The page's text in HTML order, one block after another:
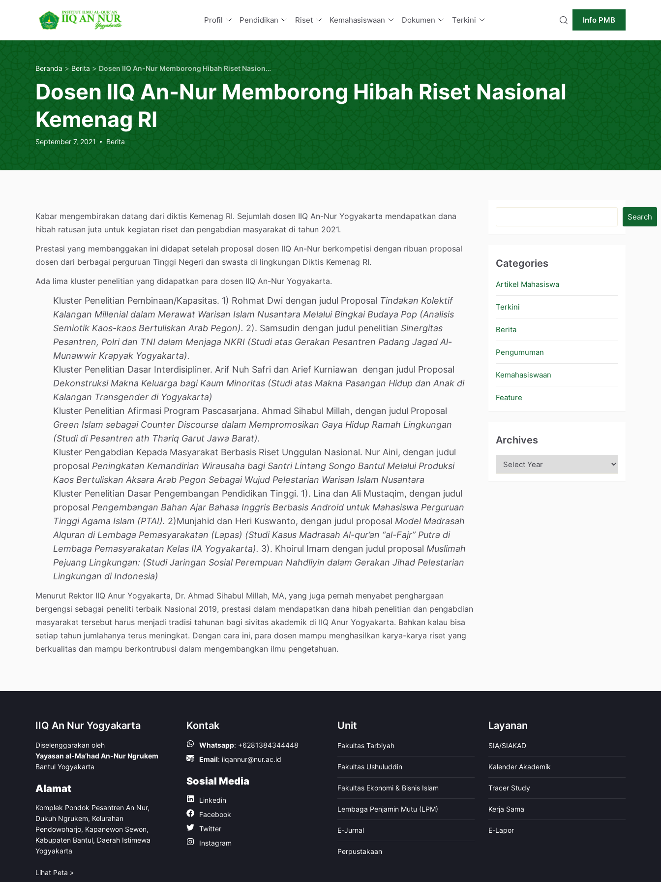
IIQ An Nur Yogyakarta
Profil Pendidikan Riset Kemahasiswaan Dokumen Terkini Info PMB
Beranda > Berita > Dosen IIQ An-Nur Memborong Hibah Riset Nasional Kemenag RI
Dosen IIQ An-Nur Memborong Hibah Riset Nasional
Kemenag RI
September 7, 2021 Berita
Kabar mengembirakan datang dari diktis Kemenag RI. Sejumlah dosen IIQ An-Nur Yogyakarta mendapatkan dana
hibah ratusan juta untuk kegiatan riset dan pengabdian masyarakat di tahun 2021.
Prestasi yang membanggakan ini didapat setelah proposal dosen IIQ An-Nur berkompetisi dengan ribuan proposal
dosen dari berbagai perguruan Tinggi Negeri dan swasta di lingkungan Diktis Kemenag RI.
Ada lima kluster penelitian yang didapatkan para dosen IIQ An-Nur Yogyakarta.
Kluster Penelitian Pembinaan/Kapasitas. 1) Rohmat Dwi dengan judul Proposal Tindakan Kolektif
Kalangan Millenial dalam Merawat Warisan Islam Nusantara Melalui Bingkai Budaya Pop (Analisis
Semiotik Kaos-kaos Bertuliskan Arab Pegon). 2). Samsudin dengan judul penelitian Sinergitas
Pesantren, Polri dan TNI dalam Menjaga NKRI (Studi atas Gerakan Pesantren Padang Jagad Al-
Munawwir Krapyak Yogyakarta).
Kluster Penelitian Dasar Interdisipliner. Arif Nuh Safri dan Arief Kurniawan dengan judul Proposal
Dekonstruksi Makna Keluarga bagi Kaum Minoritas (Studi atas Makna Pasangan Hidup dan Anak di
Kalangan Transgender di Yogyakarta)
Kluster Penelitian Afirmasi Program Pascasarjana. Ahmad Sihabul Millah, dengan judul Proposal
Green Islam sebagai Counter Discourse dalam Mempromosikan Gaya Hidup Ramah Lingkungan
(Studi di Pesantren ath Thariq Garut Jawa Barat).
Kluster Pengabdian Kepada Masyarakat Berbasis Riset Unggulan Nasional. Nur Aini, dengan judul
proposal Peningkatan Kemandirian Wirausaha bagi Santri Lintang Songo Bantul Melalui Produksi
Kaos Bertuliskan Aksara Arab Pegon Sebagai Wujud Pelestarian Warisan Islam Nusantara
Kluster Penelitian Dasar Pengembangan Pendidikan Tinggi. 1). Lina dan Ali Mustaqim, dengan judul
proposal Pengembangan Bahan Ajar Bahasa Inggris Berbasis Android untuk Mahasiswa Perguruan
Tinggi Agama Islam (PTAI). 2)Munjahid dan Heri Kuswanto, dengan judul proposal Model Madrasah
Alquran di Lembaga Pemasyarakatan (Lapas) (Studi Kasus Madrasah Al-qur’an “al-Fajr” Putra di
Lembaga Pemasyarakatan Kelas IIA Yogyakarta). 3). Khoirul Imam dengan judul proposal Muslimah
Pejuang Lingkungan: (Studi Jaringan Sosial Perempuan Nahdliyin dalam Gerakan Jihad Pelestarian
Lingkungan di Indonesia)
Menurut Rektor IIQ Anur Yogyakarta, Dr. Ahmad Sihabul Millah, MA, yang juga pernah menyabet penghargaan
bergengsi sebagai peneliti terbaik Nasional 2019, prestasi dalam mendapatkan dana hibah penelitian dan pengabdian
masyarakat tersebut harus menjadi tradisi tahunan bagi sivitas akademik di IIQ Anur Yogyakarta. Bahkan kalau bisa
setiap tahun jumlahanya terus meningkat. Dengan cara ini, para dosen mampu menghasilkan karya-karya riset yang
berkualitas dan mampu berkontrubusi dalam mengembangkan ilmu pengetahuan.
Search
Categories
Artikel Mahasiswa
Terkini
Berita
Pengumuman
Kemahasiswaan
Feature
Archives
IIQ An Nur Yogyakarta
Diselenggarakan oleh
Yayasan al-Ma’had An-Nur Ngrukem
Bantul Yogyakarta
Alamat
Komplek Pondok Pesantren An Nur,
Dukuh Ngrukem, Kelurahan
Pendowoharjo, Kapanewon Sewon,
Kabupaten Bantul, Daerah Istimewa
Yogyakarta
Lihat Peta »
Kontak
Whatsapp: +6281384344448
Email: iiqannur@nur.ac.id
Sosial Media
Linkedin
Facebook
Twitter
Instagram
Unit
Fakultas Tarbiyah
Fakultas Ushuluddin
Fakultas Ekonomi & Bisnis Islam
Lembaga Penjamin Mutu (LPM)
E-Jurnal
Perpustakaan
Layanan
SIA/SIAKAD
Kalender Akademik
Tracer Study
Kerja Sama
E-Lapor